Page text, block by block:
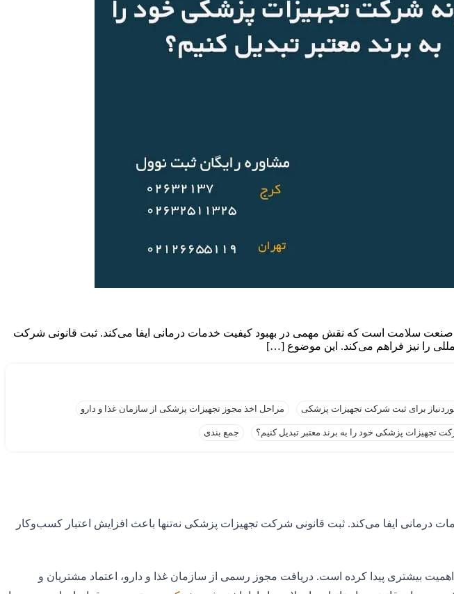
یکی از ارکان اساسی صنعت سلامت است که نقش مهمی در بهبود کیفیت خدمات درمانی ایفا می‌کند. ثبت قانونی شرکت
را نیز فراهم می‌کند. این موضوع […]
برای ثبت شرکت تجهیزات پزشکی مراحل اخذ مجوز تجهیزات پزشکی از سازمان غذا و دارو
تجهیزات پزشکی خود را به برند معتبر تبدیل کنیم؟ جمع بندی
ایفا می‌کند. ثبت قانونی شرکت تجهیزات پزشکی نه‌تنها باعث افزایش اعتبار کسب‌وکار
بهداشتی، اهمیت بیشتری پیدا کرده است. دریافت مجوز رسمی از سازمان غذا و دارو، اعتماد مشتریان و